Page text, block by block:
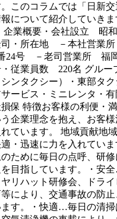
このコラムでは「日新交
について紹介していき
企業概要・会社設立 昭
・所在地 －本社営業
24号 －老司営業所 福
・従業員数 220名 グルー
ンタクシー）・東部タ
ービス・ミニレンタ・
保 特徴お客様の利便・
企業理念を抱え、お客
ています。 地域貢献地
・迅速に力を入れてい
ために毎日の点呼、研修
目指しています。・安
リハット研修会、ドラ
により、交通事故の防
す。・快適…毎日の清掃